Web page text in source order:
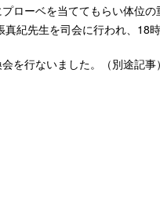
ローベを当ててもらい体位
紀先生を司会に行われ、18
を行ないました。（別途記事